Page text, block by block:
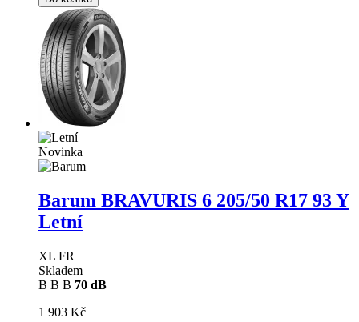
Novinka
Barum BRAVURIS 6 205/50 R17 93 Y
Letní
XL FR
Skladem
B B B 70 dB
1 903 Kč